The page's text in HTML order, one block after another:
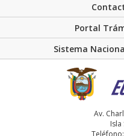
Portal
Sistema
Av.
Isla